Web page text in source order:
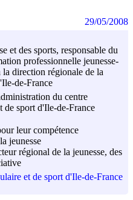
et des sports, responsable du
professionnelle jeunesse-
direction régionale de la
de-France
du centre
de sport d'Ile-de-France
leur compétence
jeunesse
régional de la jeunesse, des
et de sport d'Ile-de-France
29/05/2008